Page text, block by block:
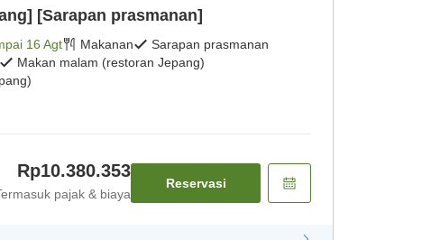
[Sarapan prasmanan]
16 Agt Makanan
Sarapan prasmanan
Makan malam (restoran Jepang)
Rp10.380.353
pajak & biaya
Reservasi